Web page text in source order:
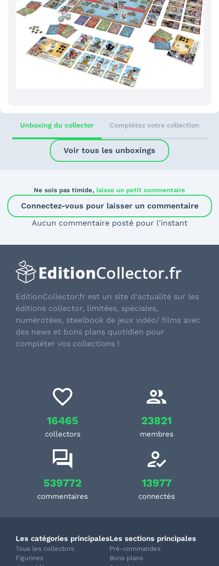
Unboxing du collector Complétez votre collection
Voir tous les unboxings
Ne sois pas timide, laisse un petit commentaire
Connectez-vous pour laisser un commentaire
Aucun commentaire posté pour l'instant
EditionCollector.fr est un site d'actualité sur les
éditions collector, limitées, spéciales,
numérotées, steelbook de jeux vidéo/ films avec
des news et bons plans quotidien pour
compléter vos collections !
16465
collectors
23821
membres
539772
commentaires
13977
connectés
Les catégories principales
Tous les collectors
Figurines
Les sections principales
Pré-commandes
Bons plans